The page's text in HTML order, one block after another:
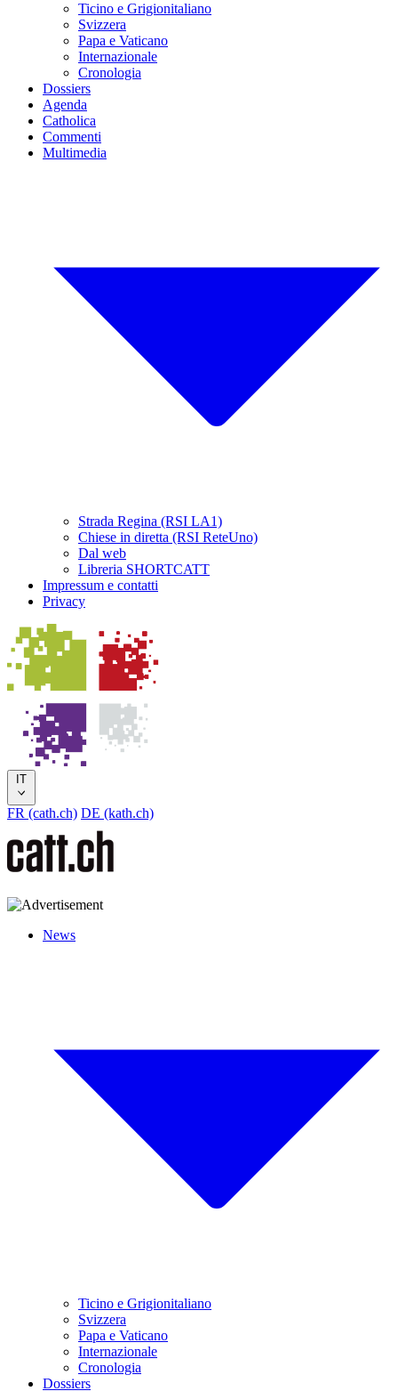
Ticino e Grigionitaliano
Svizzera
Papa e Vaticano
Internazionale
Cronologia
Dossiers
Agenda
Catholica
Commenti
Multimedia
Strada Regina (RSI LA1)
Chiese in diretta (RSI ReteUno)
Dal web
Libreria SHORTCATT
Impressum e contatti
Privacy
IT
FR (cath.ch) DE (kath.ch)
News
Ticino e Grigionitaliano
Svizzera
Papa e Vaticano
Internazionale
Cronologia
Dossiers